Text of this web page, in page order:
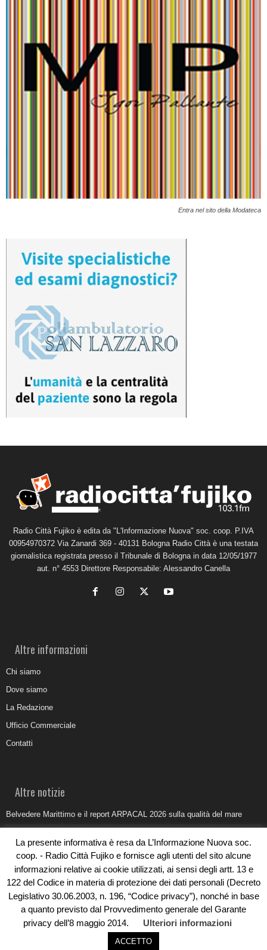
Entra nel sito della Modateca
Radio Città Fujiko è edita da "L'Informazione Nuova" soc. coop. P.IVA
00954970372 Via Zanardi 369 - 40131 Bologna Radio Città è una testata
giornalistica registrata presso il Tribunale di Bologna in data 12/05/1977
aut. n° 4553 Direttore Responsabile: Alessandro Canella
Altre informazioni
Chi siamo
Dove siamo
La Redazione
Ufficio Commerciale
Contatti
Altre notizie
Belvedere Marittimo e il report ARPACAL 2026 sulla qualità del mare
Umidità di risalita in casa, come riconoscere i segnali veri
Torna il Sun Donato Festival 2026
Come il busking moderno ridisegna il paesaggio sonoro urbano
© Copyright 2019 - Rivoluzioni Digitali
La presente informativa è resa da L’Informazione Nuova soc.
coop. - Radio Città Fujiko e fornisce agli utenti del sito alcune
informazioni relative ai cookie utilizzati, ai sensi degli artt. 13 e
122 del Codice in materia di protezione dei dati personali (Decreto
Legislativo 30.06.2003, n. 196, “Codice privacy”), nonché in base
a quanto previsto dal Provvedimento generale del Garante
privacy dell’8 maggio 2014.
Ulteriori informazioni
ACCETTO